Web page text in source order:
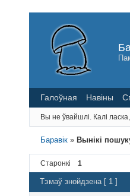
Галоўная Навіны
Вы не ўвайшлі. Калі
Баравік » Вынікі
Старонкі 1
Тэмаў знойдзена [ 1 ]